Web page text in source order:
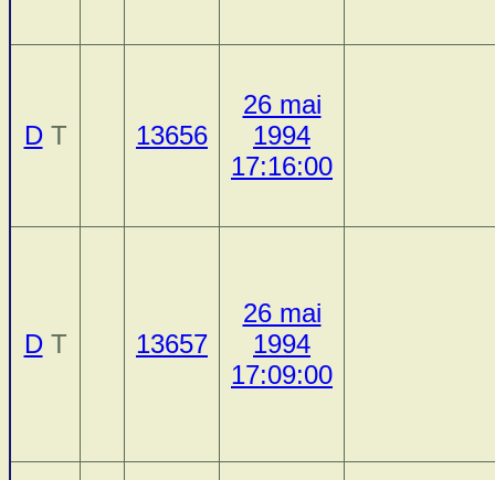
DT 13656
26 mai
1994
17:16:00
DT 13657
26 mai
1994
17:09:00